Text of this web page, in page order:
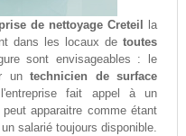
de nettoyage Creteil
la
dans les locaux detoutes
sont envisageables : le
untechnicien de surface
fait appel à un
apparaitre comme étant
salarié toujours disponible.